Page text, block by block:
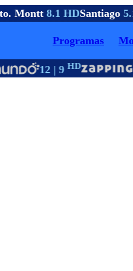
Montt8.1 HDSantiago
Programas
12 | 9HD